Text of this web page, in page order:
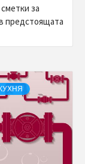
за
предстоящата
КУХНЯ